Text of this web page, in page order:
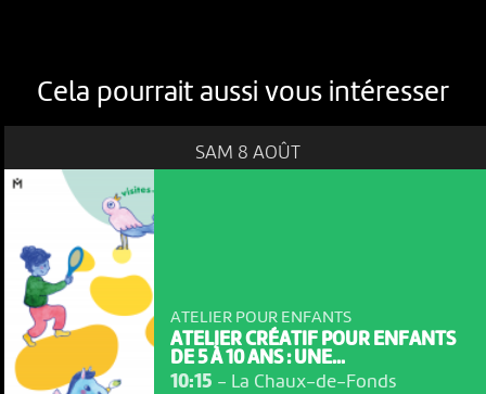
NOUS UTILISONS DES COOKIES
Cela pourrait aussi vous intéresser
SAM 8 AOÛT
ATELIER POUR ENFANTS
ATELIER CRÉATIF POUR ENFANTS
DE 5 À 10 ANS : UNE...
10:15 - La Chaux-de-Fonds